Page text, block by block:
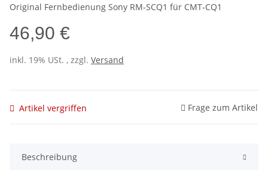
Original Fernbedienung Sony RM-SCQ1 für CMT-CQ1
46,90 €
inkl. 19% USt. , zzgl. Versand
Artikel vergriffen Frage zum Artikel
Beschreibung